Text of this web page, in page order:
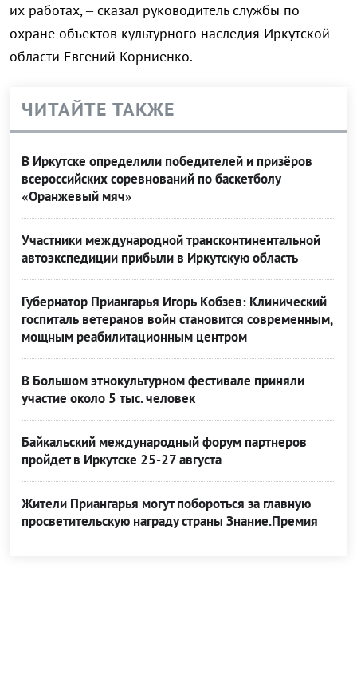
их работах, – сказал руководитель службы по
охране объектов культурного наследия Иркутской
области Евгений Корниенко.
ЧИТАЙТЕ ТАКЖЕ
В Иркутске определили победителей и призёров
всероссийских соревнований по баскетболу
«Оранжевый мяч»
Участники международной трансконтинентальной
автоэкспедиции прибыли в Иркутскую область
Губернатор Приангарья Игорь Кобзев: Клинический
госпиталь ветеранов войн становится современным,
мощным реабилитационным центром
В Большом этнокультурном фестивале приняли
участие около 5 тыс. человек
Байкальский международный форум партнеров
пройдет в Иркутске 25-27 августа
Жители Приангарья могут побороться за главную
просветительскую награду страны Знание.Премия